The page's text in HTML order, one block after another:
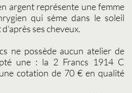
argentreprésente une femme
qui sème dans le soleil
ses cheveux.
ne possède aucun atelier de
une : la 2 Francs 1914 C
cotation de 70 € en qualité